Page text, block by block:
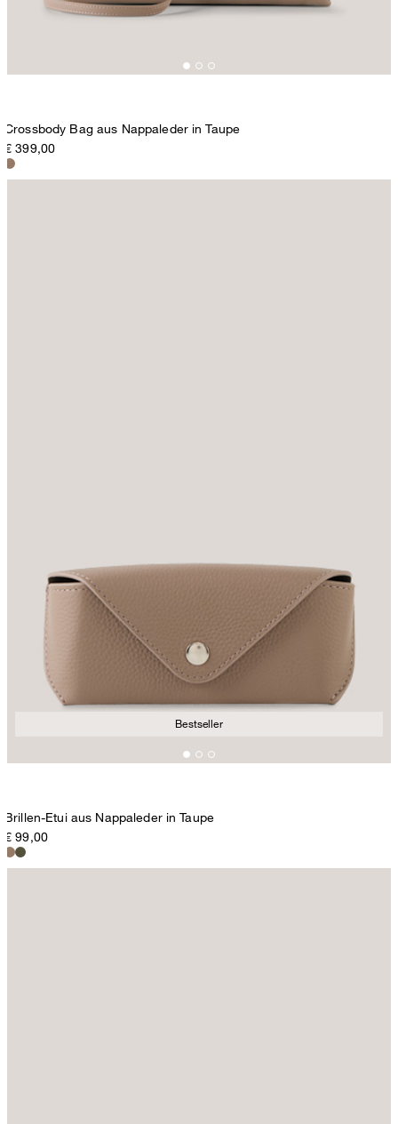
Crossbody Bag aus Nappaleder in Taupe
€ 399,00
Bestseller
Brillen-Etui aus Nappaleder in Taupe
€ 99,00